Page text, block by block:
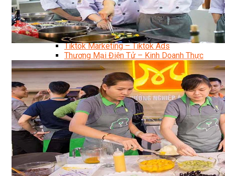
Marketing
Digital Marketing
Giám Đốc Digital Marketing
Chuyên Viên Social Media
Tiktok Marketing – Tiktok Ads
Thương Mại Điện Tử – Kinh Doanh Thực
Chiến Trên Shopee
Facebook Marketing
Search Engine Optimization (SEO)
Quản Trị Fanpage
Facebook Ads
Google Ads
Content Marketing Đa Kênh
Digital Marketing Foundation
Bán Hàng Đa Kênh
Adobe Photoshop – Illustrator
Marketing Online Ngành F&B
Marketing Online Ngành Chăm Sóc Sắc Đẹp